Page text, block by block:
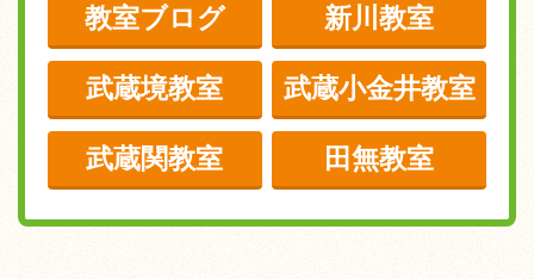
教室ブログ 新川教室
武蔵境教室 武蔵小金井教室
武蔵関教室 田無教室